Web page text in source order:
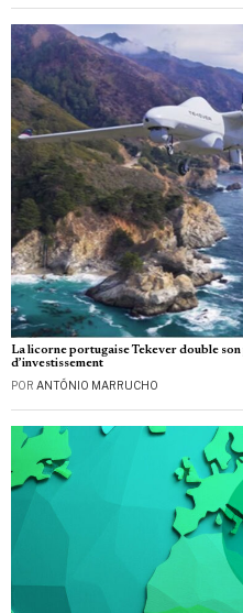
La licorne portugaise Tekever double
d’investissement
POR ANTÓNIO MARRUCHO